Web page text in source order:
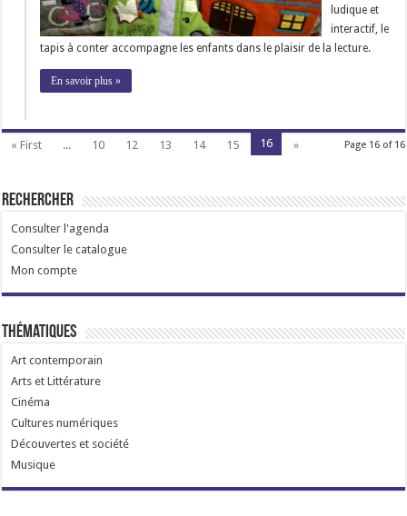
ludique et
interactif, le
tapis à conter accompagne les enfants dans le plaisir de la lecture.
En savoir plus »
Page 16 of 16
« First ... 10 12 13 14 15 16 »
Rechercher
Consulter l'agenda
Consulter le catalogue
Mon compte
Thématiques
Art contemporain
Arts et Littérature
Cinéma
Cultures numériques
Découvertes et société
Musique